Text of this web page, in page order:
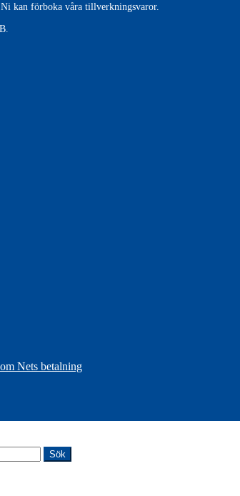
kan förboka våra tillverkningsvaror.
Nets betalning
Sök